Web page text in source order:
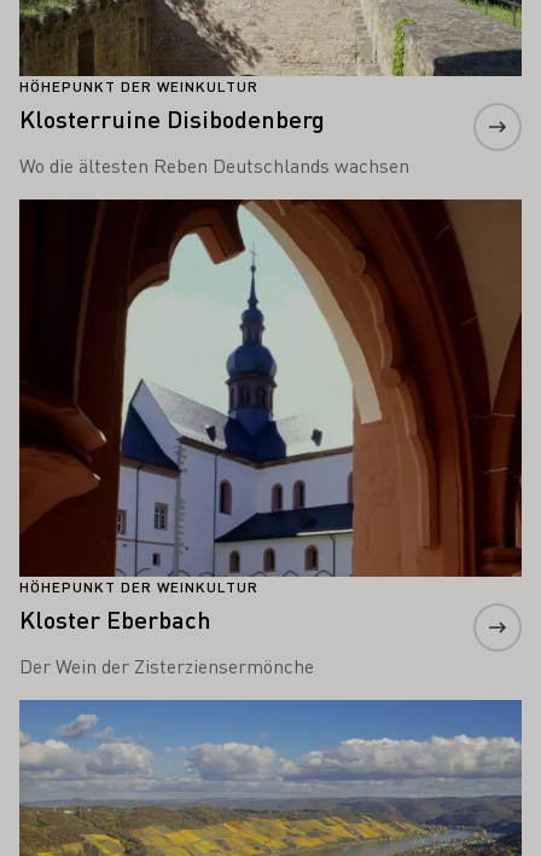
HÖHEPUNKT DER WEINKULTUR
Klosterruine Disibodenberg
Wo die ältesten Reben Deutschlands wachsen
HÖHEPUNKT DER WEINKULTUR
Kloster Eberbach
Der Wein der Zisterziensermönche
Mehr erfahren